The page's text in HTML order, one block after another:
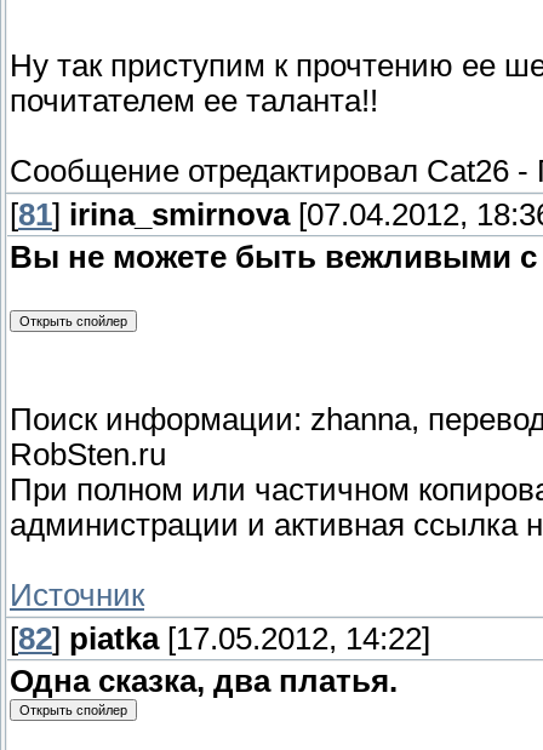
Ну так приступим к прочтению ее
почитателем ее таланта!!
Сообщение отредактировал Cat26 -
[81] irina_smirnova[07.04.2012,
Вы не можете быть вежливыми с
Поиск информации: zhanna,
RobSten.ru
При полном или частичном
администрации и активная ссылка
Источник
[82] piatka[17.05.2012, 14:22]
Одна сказка, два платья.